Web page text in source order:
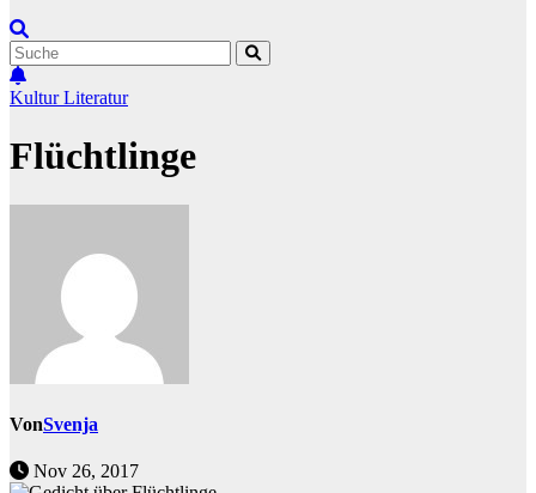
KulturLiteratur
Flüchtlinge
VonSvenja
Nov 26, 2017